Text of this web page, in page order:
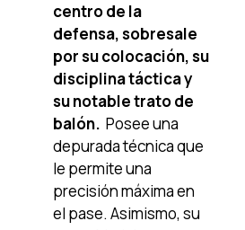
centro de la
defensa, sobresale
por su colocación, su
disciplina táctica y
su notable trato de
balón. Posee una
depurada técnica que
le permite una
precisión máxima en
el pase. Asimismo, su